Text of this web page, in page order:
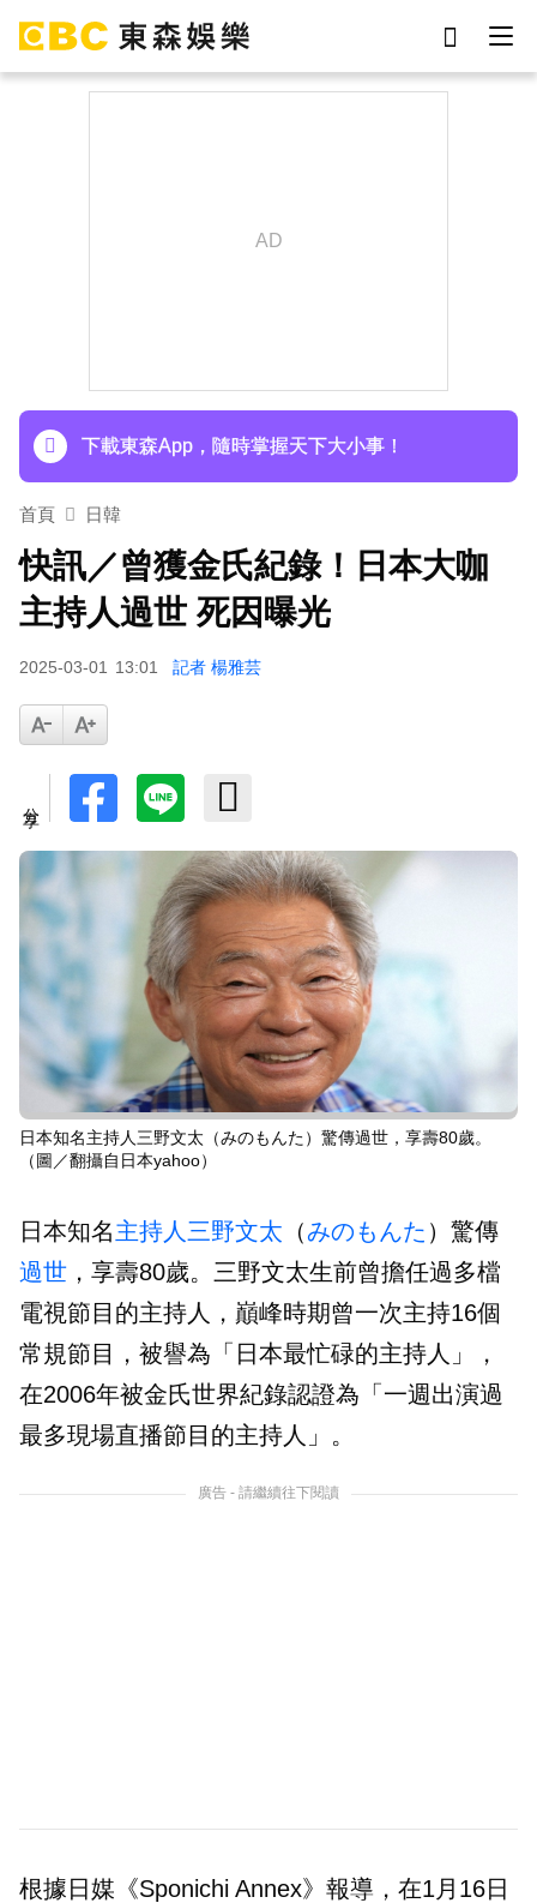
下載東森App，隨時掌握天下大小事！
首頁 日韓
快訊／曾獲金氏紀錄！日本大咖
主持人過世 死因曝光
2025-03-01 13:01 記者 楊雅芸
日本知名主持人三野文太（みのもんた）驚傳過世，享壽80歲。
（圖／翻攝自日本yahoo）
日本知名主持人 三野文太 （みのもんた ）驚傳
過世 ，享壽80歲。三野文太生前曾擔任過多檔
電視節目的主持人，巔峰時期曾一次主持16個
常規節目，被譽為「日本最忙碌的主持人」，
在2006年被金氏世界紀錄認證為「一週出演過
最多現場直播節目的主持人」。
廣告 - 請繼續往下閱讀
根據日媒《Sponichi Annex》報導，在1月16日